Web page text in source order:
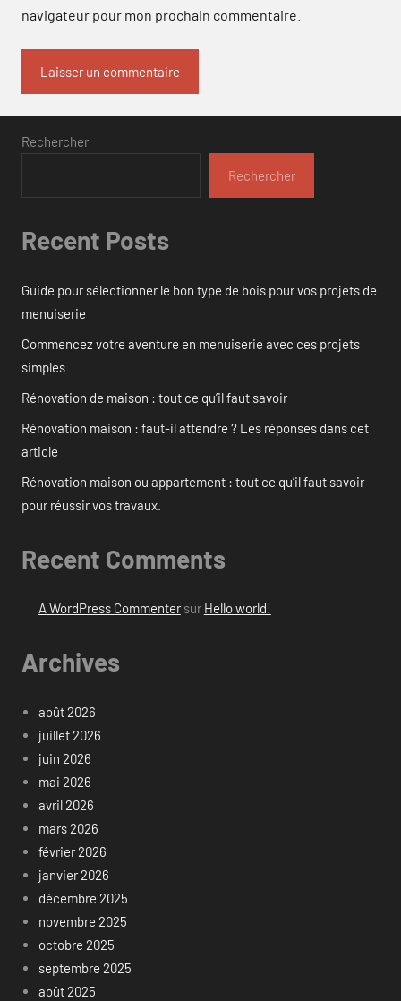
navigateur pour mon prochain commentaire.
Rechercher
Rechercher
Recent Posts
Guide pour sélectionner le bon type de bois pour vos projets de
menuiserie
Commencez votre aventure en menuiserie avec ces projets
simples
Rénovation de maison : tout ce qu’il faut savoir
Rénovation maison : faut-il attendre ? Les réponses dans cet
article
Rénovation maison ou appartement : tout ce qu’il faut savoir
pour réussir vos travaux.
Recent Comments
A WordPress Commentersur Hello world!
Archives
août 2026
juillet 2026
juin 2026
mai 2026
avril 2026
mars 2026
février 2026
janvier 2026
décembre 2025
novembre 2025
octobre 2025
septembre 2025
août 2025